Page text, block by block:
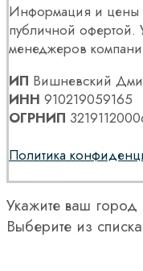
Информация и цены
публичной офертой.
менеджеров
ИП Вишневский
ИНН 910219059165
ОГРНИП
Политика
Укажите ваш город
Выберите из